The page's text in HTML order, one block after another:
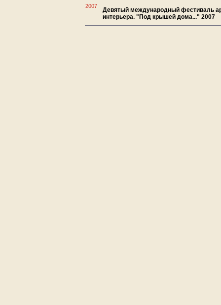
2007
Девятый международный фестиваль
интерьера. "Под крышей дома..." 2007